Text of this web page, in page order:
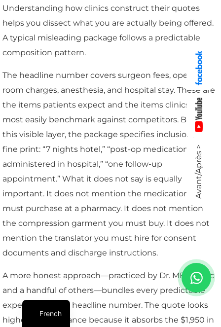
Understanding how clinics construct their quotes
helps you dissect what you are actually being offered.
A typical misleading package follows a predictable
composition pattern.
The headline number covers surgeon fees, operating
room charges, anesthesia, and hospital stay. These are
the items patients expect and the items clinics can
most easily benchmark against competitors. Below
this visible layer, the package specifies inclusions in
fine print: “7 nights hotel,” “post-op medications
administered in hospital,” “one follow-up
appointment.” What it does not say is equally
important. It does not mention the medications you
must purchase at a pharmacy. It does not mention
the compression garment you must buy. It does not
mention the translator you must hire for consent
documents and discharge instructions.
A more honest approach—practiced by Dr. MFO Clinic
and a handful of others—bundles every predictable
expense into the headline number. The quote looks
higher on first glance because it absorbs the $1,950 in
Avant/Après >
French